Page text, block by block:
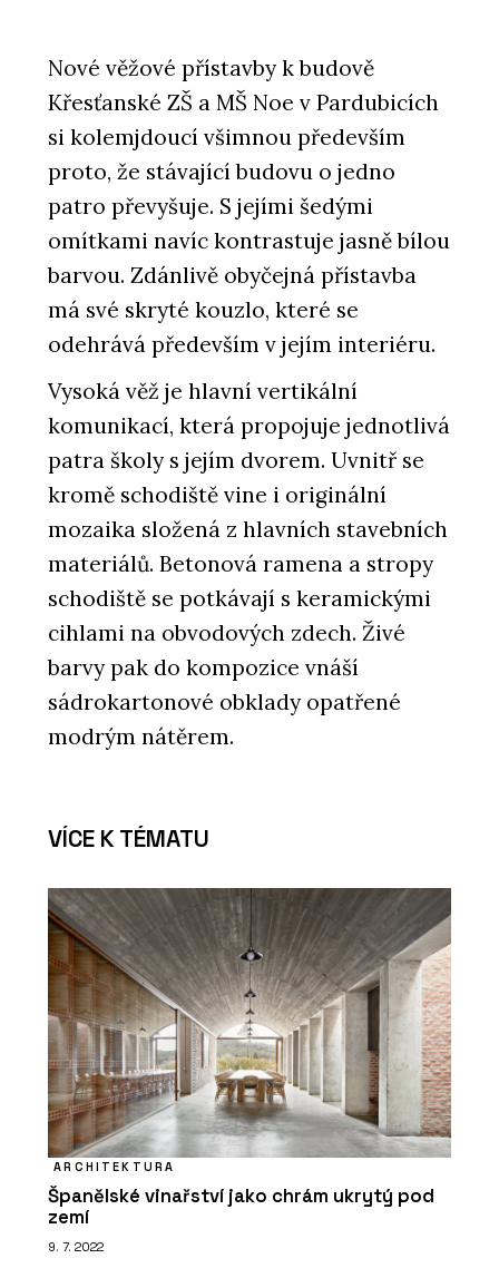
Nové věžové přístavby k budově
Křesťanské ZŠ a MŠ Noe v Pardubicích
si kolemjdoucí všimnou především
proto, že stávající budovu o jedno
patro převyšuje. S jejími šedými
omítkami navíc kontrastuje jasně bílou
barvou. Zdánlivě obyčejná přístavba
má své skryté kouzlo, které se
odehrává především v jejím interiéru.
Vysoká věž je hlavní vertikální
komunikací, která propojuje jednotlivá
patra školy s jejím dvorem. Uvnitř se
kromě schodiště vine i originální
mozaika složená z hlavních stavebních
materiálů. Betonová ramena a stropy
schodiště se potkávají s keramickými
cihlami na obvodových zdech. Živé
barvy pak do kompozice vnáší
sádrokartonové obklady opatřené
modrým nátěrem.
VÍCE K TÉMATU
ARCHITEKTURA
Španělské vinařství jako chrám ukrytý pod
zemí
9. 7. 2022